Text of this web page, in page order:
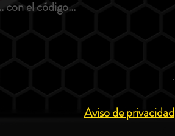
Aviso de privacidad